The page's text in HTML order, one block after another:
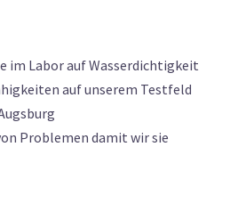
im Labor auf Wasserdichtigkeit
auf unserem Testfeld
Problemen damit wir sie